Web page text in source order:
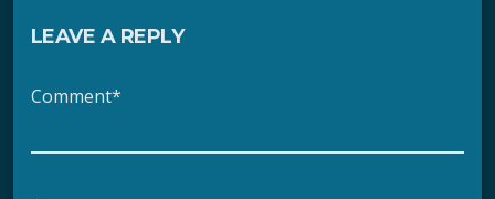
LEAVE A REPLY
Comment*